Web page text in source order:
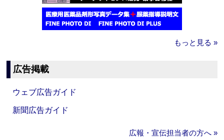
もっと見る »
広告掲載
ウェブ広告ガイド
新聞広告ガイド
広報・宣伝担当者の方へ »